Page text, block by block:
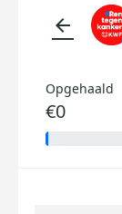
arrow_back
Opgehaald
€0